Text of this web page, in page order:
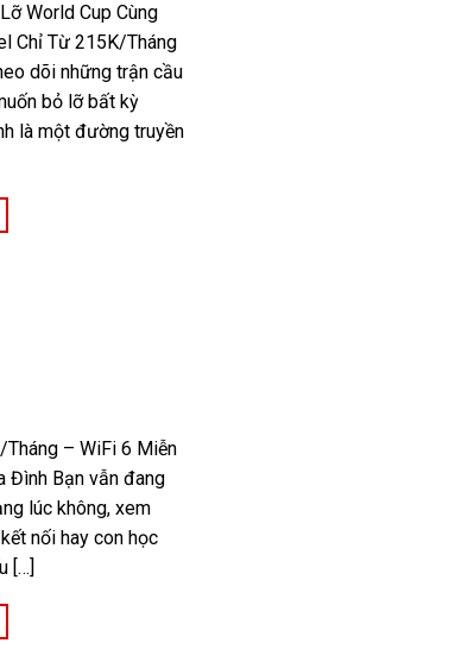
World Cup Cùng
Chỉ Từ 215K/Tháng
dõi những trận cầu
bỏ lỡ bất kỳ
là một đường truyền
– WiFi 6 Miễn
Đình Bạn vẫn đang
lúc không, xem
nối hay con học
[…]